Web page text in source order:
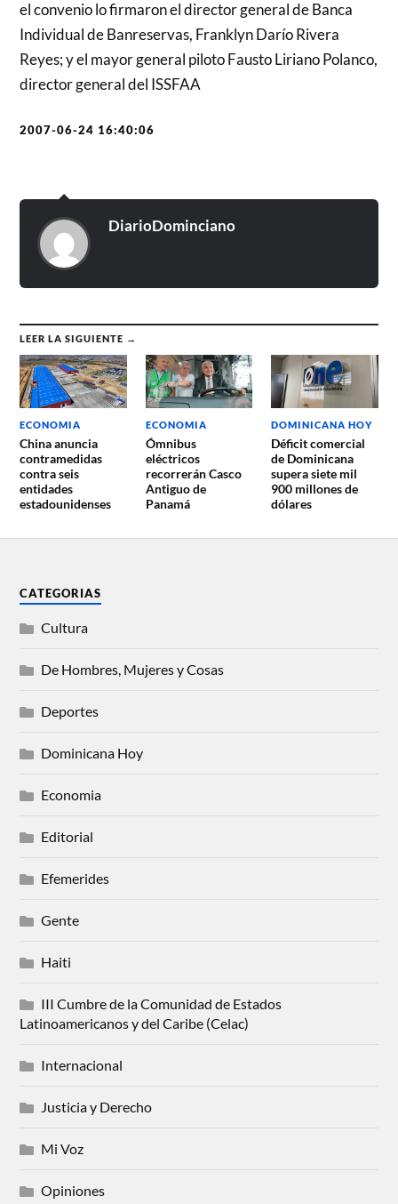
el convenio lo firmaron el director general de Banca
Individual de Banreservas, Franklyn Darío Rivera
Reyes; y el mayor general piloto Fausto Liriano Polanco,
director general del ISSFAA
2007-06-24 16:40:06
DiarioDominciano
LEER LA SIGUIENTE →
ECONOMIA
China anuncia
contramedidas
contra seis
entidades
estadounidenses
ECONOMIA
Ómnibus
eléctricos
recorrerán Casco
Antiguo de
Panamá
DOMINICANA HOY
Déficit comercial
de Dominicana
supera siete mil
900 millones de
dólares
CATEGORIAS
Cultura
De Hombres, Mujeres y Cosas
Deportes
Dominicana Hoy
Economia
Editorial
Efemerides
Gente
Haiti
III Cumbre de la Comunidad de Estados
Latinoamericanos y del Caribe (Celac)
Internacional
Justicia y Derecho
Mi Voz
Opiniones